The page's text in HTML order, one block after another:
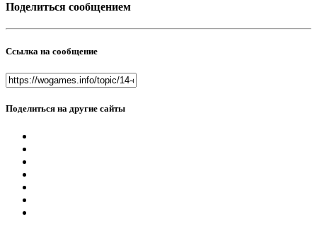
Поделиться сообщением
Ссылка на сообщение
Поделиться на другие сайты